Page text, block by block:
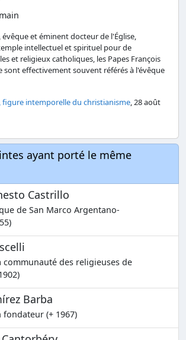
et éminent docteur de l'Église,
intellectuel et spirituel pour de
et religieux catholiques, les Papes François
sont effectivement souvent référés à l'évêque
figure intemporelle du christianisme, 28 août
ayant porté le même
Castrillo
de San Marco Argentano-
communauté des religieuses de
Barba
(+ 1967)